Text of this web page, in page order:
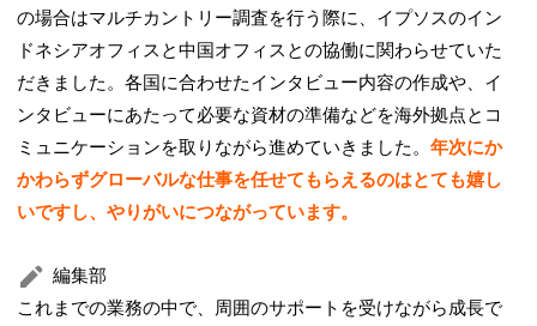
の場合はマルチカントリー調査を行う際に、イプソスのイン
ドネシアオフィスと中国オフィスとの協働に関わらせていた
だきました。各国に合わせたインタビュー内容の作成や、イ
ンタビューにあたって必要な資材の準備などを海外拠点とコ
ミュニケーションを取りながら進めていきました。年次にか
かわらずグローバルな仕事を任せてもらえるのはとても嬉し
いですし、やりがいにつながっています。
編集部
これまでの業務の中で、周囲のサポートを受けながら成長で